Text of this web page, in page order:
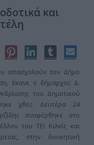
και
απασχολούν τον Δήμο
έκανε ο δήμαρχος Δ.
του Δημοτικού
χθες Δευτέρα 24
αναφέρθηκε στο
του ΤΕΙ Κιλκίς και
στην διοικητική